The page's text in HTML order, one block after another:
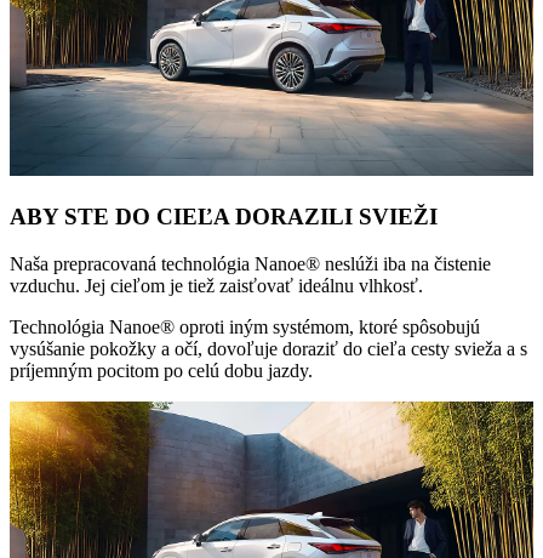
ABY STE DO CIEĽA DORAZILI SVIEŽI
Naša prepracovaná technológia Nanoe® neslúži iba na čistenie
vzduchu. Jej cieľom je tiež zaisťovať ideálnu vlhkosť.
Technológia Nanoe® oproti iným systémom, ktoré spôsobujú
vysúšanie pokožky a očí, dovoľuje doraziť do cieľa cesty svieža a s
príjemným pocitom po celú dobu jazdy.